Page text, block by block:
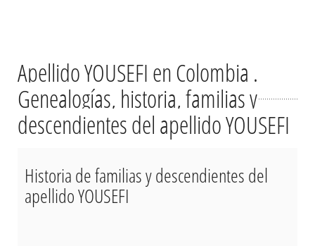
Apellido YOUSEFI en Colombia .
Genealogías, historia, familias y
descendientes del apellido YOUSEFI
Historia de familias y descendientes del
apellido YOUSEFI